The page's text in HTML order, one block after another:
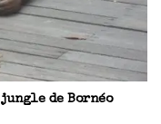
de Bornéo